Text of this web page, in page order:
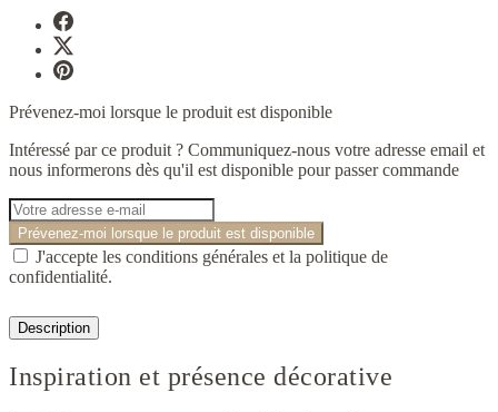
Prévenez-moi lorsque le produit est disponible
Intéressé par ce produit ? Communiquez-nous votre adresse email et
nous informerons dès qu'il est disponible pour passer commande
Prévenez-moi lorsque le produit est disponible
J'accepte les conditions générales et la politique de
confidentialité.
Description
Inspiration et présence décorative